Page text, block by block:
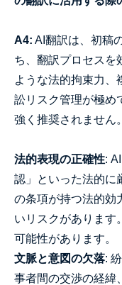
A4: AI翻訳は、初稿
ち、翻訳プロセスを
ような法的拘束力、
訟リスク管理が極め
強く推奨されません。
法的表現の正確性:
認」といった法的に
の条項が持つ法的効
いリスクがあります
可能性があります。
文脈と意図の欠落:
事者間の交渉の経緯